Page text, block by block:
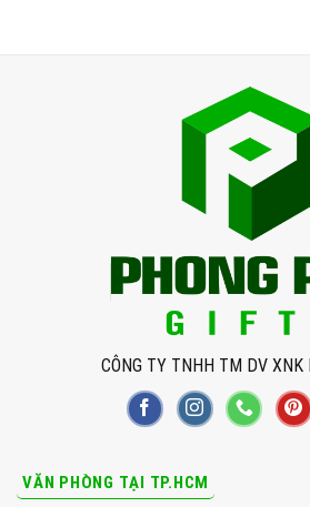
CÔNG TY TNHH TM DV XNK
VĂN PHÒNG TẠI TP.HCM